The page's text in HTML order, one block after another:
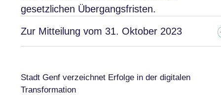
gesetzlichen Übergangsfristen.
Zur Mitteilung vom 31. Oktober 2023
Stadt Genf verzeichnet Erfolge in der digitalen
Transformation